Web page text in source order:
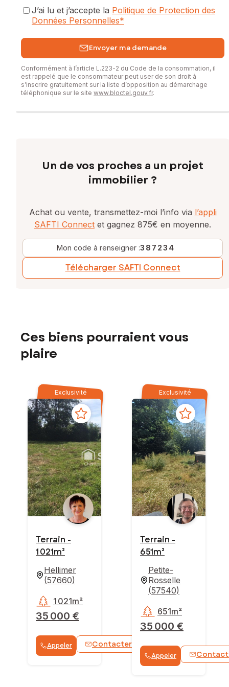
Contactez votre conseiller SAFTI : Sarah MEDDA-
FELLMANN, Tél. : 06 47 60 34 15, E-mail :
RSAC de SARREGUEMINES sous le numéro 848 522 090
J’ai lu et j’accepte la Politique de Protection des
Données Personnelles*
Envoyer ma demande
Conformément à l’article L.223-2 du Code de la consommation, il
est rappelé que le consommateur peut user de son droit à
s’inscrire gratuitement sur la liste d’opposition au démarchage
téléphonique sur le site www.bloctel.gouv.fr.
Un de vos proches a un projet
immobilier ?
Achat ou vente, transmettez-moi l’info via l’appli
SAFTI Connect et gagnez 875€ en moyenne.
Mon code à renseigner :387234
Télécharger SAFTI Connect
Ces biens pourraient vous
plaire
Exclusivité
Terrain -
1 021m²
Hellimer
(57660)
35 000 €
1 021m²
Appeler Contacter WhatsApp
Exclusivité
Terrain -
651m²
Petite-
Rosselle
(57540)
35 000 €
651m²
Appeler